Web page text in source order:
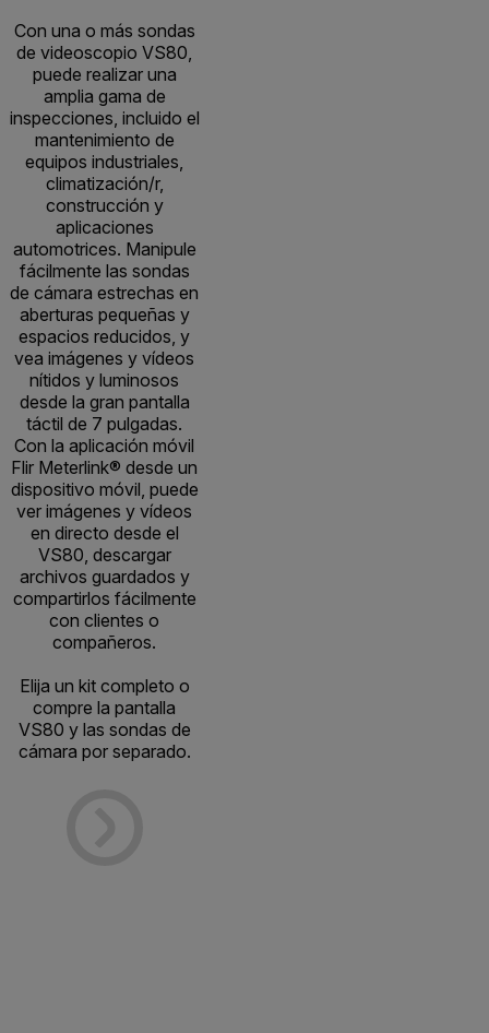
Con una o más sondas
de videoscopio VS80,
puede realizar una
amplia gama de
inspecciones, incluido el
mantenimiento de
equipos industriales,
climatización/r,
construcción y
aplicaciones
automotrices. Manipule
fácilmente las sondas
de cámara estrechas en
aberturas pequeñas y
espacios reducidos, y
vea imágenes y vídeos
nítidos y luminosos
desde la gran pantalla
táctil de 7 pulgadas.
Con la aplicación móvil
Flir Meterlink® desde un
dispositivo móvil, puede
ver imágenes y vídeos
en directo desde el
VS80, descargar
archivos guardados y
compartirlos fácilmente
con clientes o
compañeros.
Elija un kit completo o
compre la pantalla
VS80 y las sondas de
cámara por separado.